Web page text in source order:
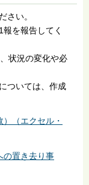
さい。
を報告してく
状況の変化や必
ついては、作成
（エクセル・
の置き去り事